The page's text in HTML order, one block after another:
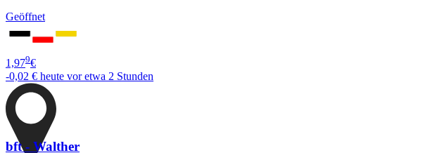
Geöffnet
1,979€
-0,02 € heute vor etwa 2 Stunden
bft - Walther